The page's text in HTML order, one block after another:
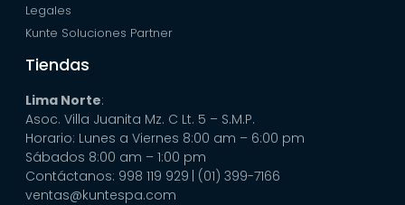
Legales
Kunte Soluciones Partner
Tiendas
Lima Norte:
Asoc. Villa Juanita Mz. C Lt. 5 – S.M.P.
Horario: Lunes a Viernes 8:00 am – 6:00 pm
Sábados 8:00 am – 1:00 pm
Contáctanos: 998 119 929 | (01) 399-7166
ventas@kuntespa.com